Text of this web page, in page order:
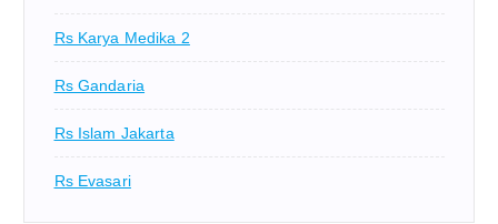
Rs Karya Medika 2
Rs Gandaria
Rs Islam Jakarta
Rs Evasari